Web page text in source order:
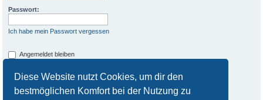
Diese Website nutzt Cookies, um dir den
bestmöglichen Komfort bei der Nutzung zu
Passwort:
Ich habe mein Passwort vergessen
Angemeldet bleiben